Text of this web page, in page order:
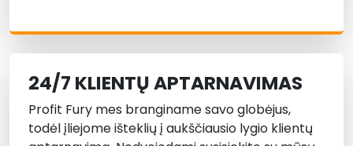
24/7 KLIENTŲ APTARNAVIMAS
Profit Fury mes branginame savo globėjus,
todėl įliejome išteklių į aukščiausio lygio klientų